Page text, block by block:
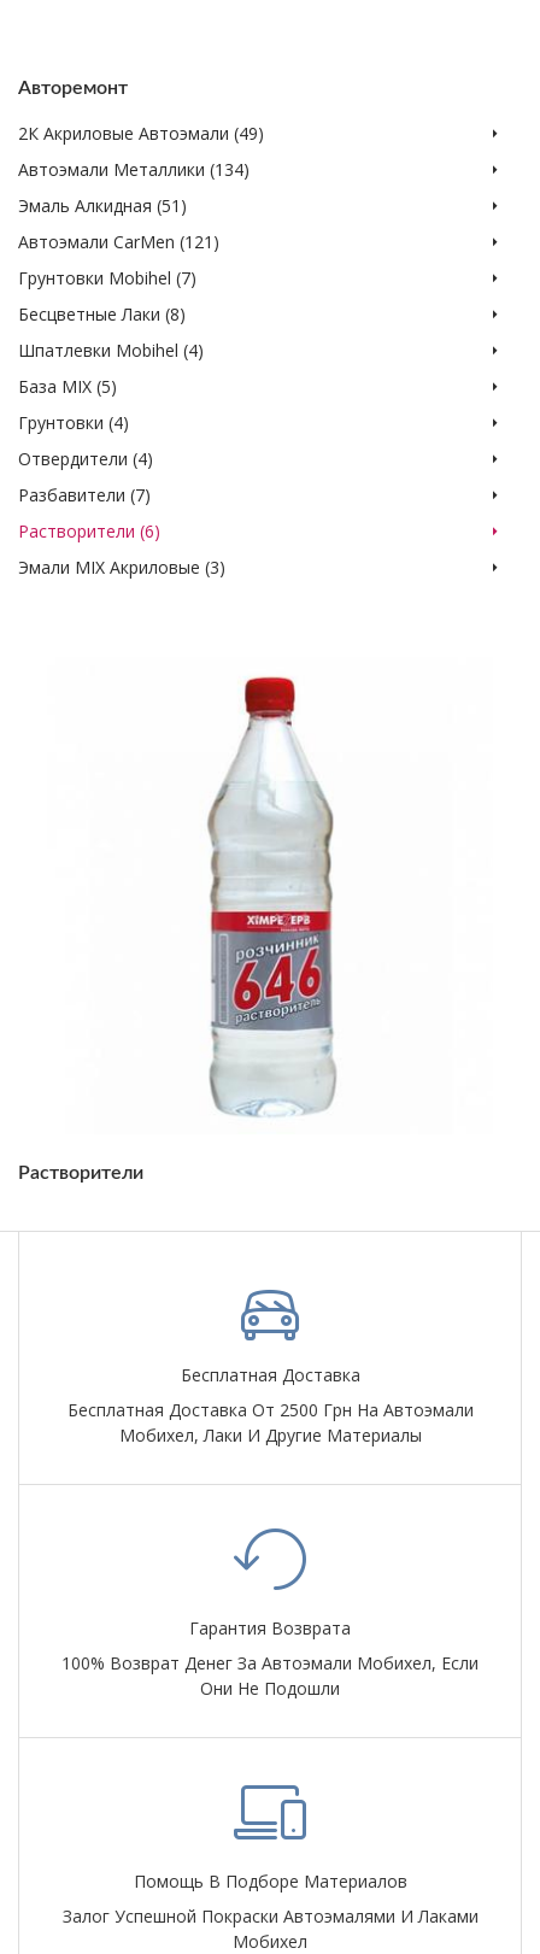
Авторемонт
2К Акриловые Автоэмали (49)
Автоэмали Металлики (134)
Эмаль Алкидная (51)
Автоэмали CarMen (121)
Грунтовки Mobihel (7)
Бесцветные Лаки (8)
Шпатлевки Mobihel (4)
База MIX (5)
Грунтовки (4)
Отвердители (4)
Разбавители (7)
Растворители (6)
Эмали MIX Акриловые (3)
Растворители
Бесплатная Доставка
Бесплатная Доставка От 2500 Грн На Автоэмали
Мобихел, Лаки И Другие Материалы
Гарантия Возврата
100% Возврат Денег За Автоэмали Мобихел, Если
Они Не Подошли
Помощь В Подборе Материалов
Залог Успешной Покраски Автоэмалями И Лаками
Мобихел